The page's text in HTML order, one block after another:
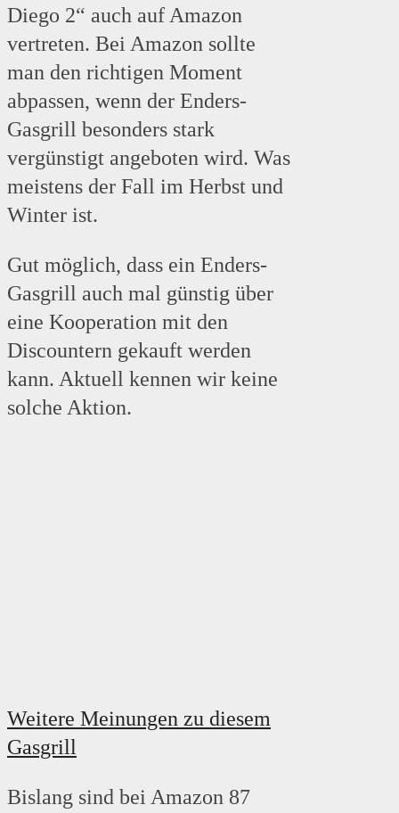
Diego 2“ auch auf Amazon
vertreten. Bei Amazon sollte
man den richtigen Moment
abpassen, wenn der Enders-
Gasgrill besonders stark
vergünstigt angeboten wird. Was
meistens der Fall im Herbst und
Winter ist.
Gut möglich, dass ein Enders-
Gasgrill auch mal günstig über
eine Kooperation mit den
Discountern gekauft werden
kann. Aktuell kennen wir keine
solche Aktion.
Weitere Meinungen zu diesem
Gasgrill
Bislang sind bei Amazon 87